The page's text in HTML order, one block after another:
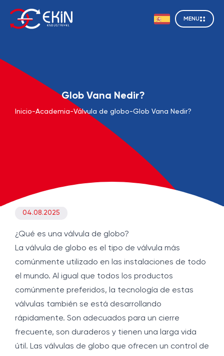
MENU
Glob Vana Nedir?
Inicio-Academia-Válvula de globo-Glob Vana Nedir?
04.08.2025
¿Qué es una válvula de globo?
La válvula de globo es el tipo de válvula más
comúnmente utilizado en las instalaciones de todo
el mundo. Al igual que todos los productos
comúnmente preferidos, la tecnología de estas
válvulas también se está desarrollando
rápidamente. Son adecuados para un cierre
frecuente, son duraderos y tienen una larga vida
útil. Las válvulas de globo que ofrecen un control de